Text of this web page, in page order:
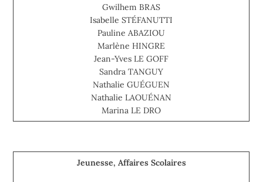
Gwilhem BRAS
Isabelle STÉFANUTTI
Pauline ABAZIOU
Marlène HINGRE
Jean-Yves LE GOFF
Sandra TANGUY
Nathalie GUÉGUEN
Nathalie LAOUÉNAN
Marina LE DRO
Jeunesse, Affaires Scolaires